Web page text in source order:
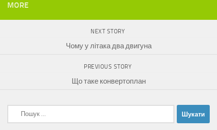
MORE
NEXT STORY
Чому у літака два двигуна
PREVIOUS STORY
Що таке конвертоплан
Пошук: